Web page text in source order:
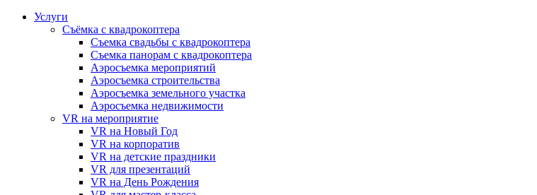
Услуги
Съёмка с квадрокоптера
Съемка свадьбы с квадрокоптера
Съемка панорам с квадрокоптера
Аэросъемка мероприятий
Аэросъемка строительства
Аэросъемка земельного участка
Аэросъемка недвижимости
VR на мероприятие
VR на Новый Год
VR на корпоратив
VR на детские праздники
VR для презентаций
VR на День Рождения